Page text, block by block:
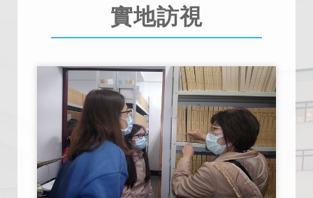
實地訪視